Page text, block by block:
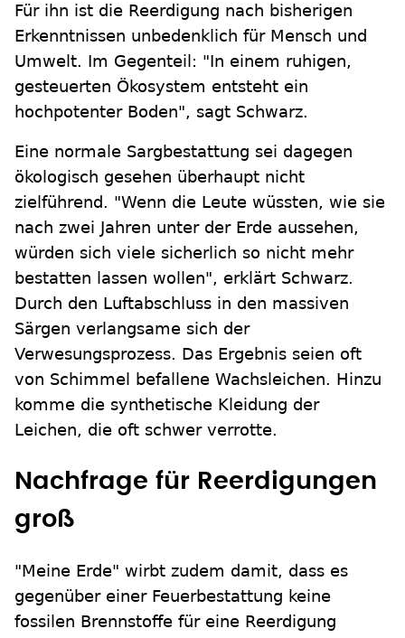
Für ihn ist die Reerdigung nach bisherigen
Erkenntnissen unbedenklich für Mensch und
Umwelt. Im Gegenteil: "In einem ruhigen,
gesteuerten Ökosystem entsteht ein
hochpotenter Boden", sagt Schwarz.
Eine normale Sargbestattung sei dagegen
ökologisch gesehen überhaupt nicht
zielführend. "Wenn die Leute wüssten, wie sie
nach zwei Jahren unter der Erde aussehen,
würden sich viele sicherlich so nicht mehr
bestatten lassen wollen", erklärt Schwarz.
Durch den Luftabschluss in den massiven
Särgen verlangsame sich der
Verwesungsprozess. Das Ergebnis seien oft
von Schimmel befallene Wachsleichen. Hinzu
komme die synthetische Kleidung der
Leichen, die oft schwer verrotte.
Nachfrage für Reerdigungen
groß
"Meine Erde" wirbt zudem damit, dass es
gegenüber einer Feuerbestattung keine
fossilen Brennstoffe für eine Reerdigung